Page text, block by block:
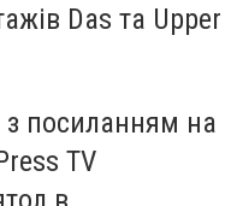
Das та Upper
з посиланням на
TV